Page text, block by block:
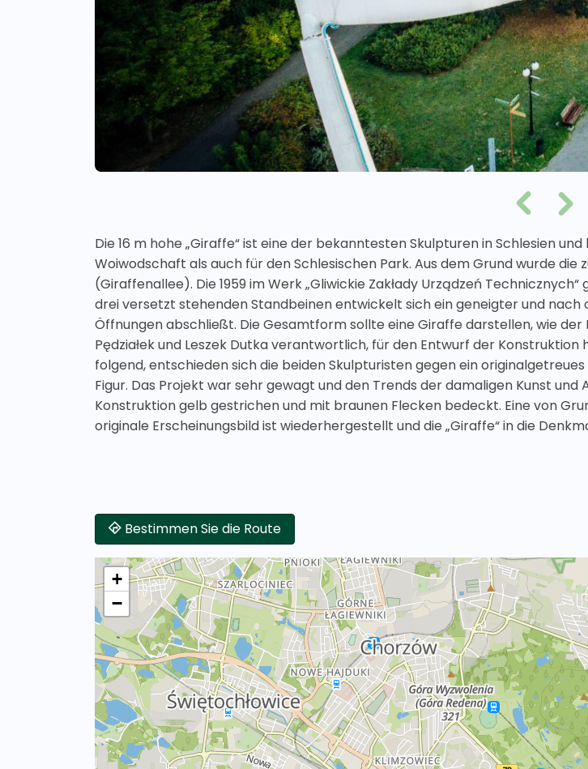
Die 16 m hohe „Giraffe“ ist eine der bekanntesten Skulpturen in Schlesien
Woiwodschaft als auch für den Schlesischen Park. Aus dem Grund wurde
(Giraffenallee). Die 1959 im Werk „Gliwickie Zakłady Urządzeń
drei versetzt stehenden Standbeinen entwickelt sich ein geneigter und
Öffnungen abschließt. Die Gesamtform sollte eine Giraffe darstellen, wie
Pędziałek und Leszek Dutka verantwortlich, für den Entwurf der
folgend, entschieden sich die beiden Skulpturisten gegen ein
Figur. Das Projekt war sehr gewagt und den Trends der damaligen Kunst
Konstruktion gelb gestrichen und mit braunen Flecken bedeckt. Eine von
originale Erscheinungsbild ist wiederhergestellt und die „Giraffe“ in die
Bestimmen Sie die Route
+
−